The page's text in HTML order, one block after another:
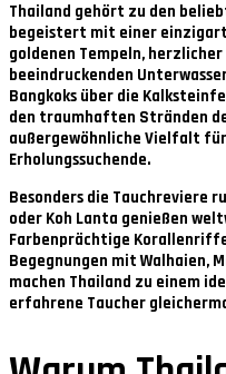
Thailand gehört zu den
begeistert mit einer
goldenen Tempeln,
beeindruckenden
Bangkoks über die
den traumhaften Stränden
außergewöhnliche Vielfalt
Erholungssuchende.
Besonders die Tauchreviere
oder Koh Lanta genießen
Farbenprächtige
Begegnungen mit Walhaien,
machen Thailand zu einem
erfahrene Taucher